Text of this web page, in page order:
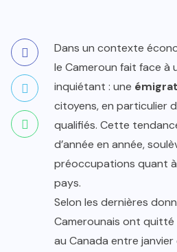
Dans un contexte
le Cameroun fait face à
inquiétant : une
citoyens, en particulier
qualifiés. Cette
d’année en année,
préoccupations quant à
pays.
Selon les dernières
Camerounais ont quitté
au Canada entre